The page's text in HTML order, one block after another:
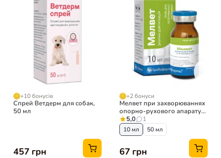
+10 бонусів
Спрей Ветдерм для собак,
50 мл
457 грн
+2 бонуси
Мелвет при захворюваннях
опорно-рухового апарату
для тварин
5,0 1
10 мл 50 мл
67 грн